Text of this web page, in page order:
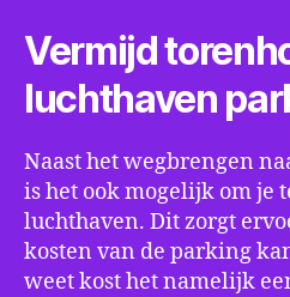
Vermijd
luchthaven
Naast het wegbrengen
is het ook mogelijk om je
luchthaven. Dit zorgt
kosten van de parking
weet kost het namelijk